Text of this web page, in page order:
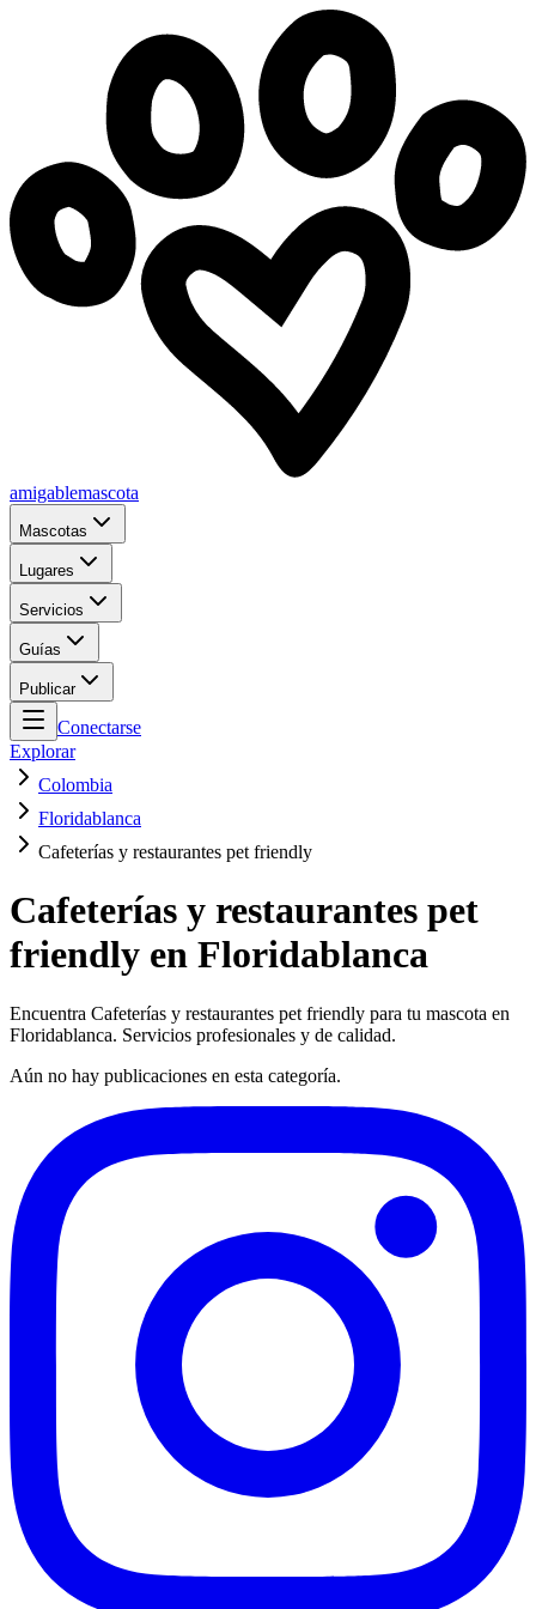
amigablemascota
Mascotas
Lugares
Servicios
Guías
Publicar
Conectarse
Explorar
Colombia
Floridablanca
Cafeterías y restaurantes pet friendly
Cafeterías y restaurantes pet
friendly en Floridablanca
Encuentra Cafeterías y restaurantes pet friendly para tu mascota en
Floridablanca. Servicios profesionales y de calidad.
Aún no hay publicaciones en esta categoría.